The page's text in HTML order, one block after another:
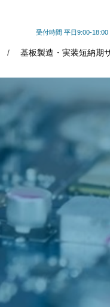
受付時間 平日9:00-18:00
基板製造・実装短納期